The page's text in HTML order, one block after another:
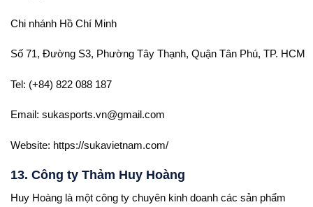
Chi nhánh Hồ Chí Minh
Số 71, Đường S3, Phường Tây Thạnh, Quận Tân Phú, TP. HCM
Tel: (+84) 822 088 187
Email: sukasports.vn@gmail.com
Website: https://sukavietnam.com/
13. Công ty Thảm Huy Hoàng
Huy Hoàng là một công ty chuyên kinh doanh các sản phẩm